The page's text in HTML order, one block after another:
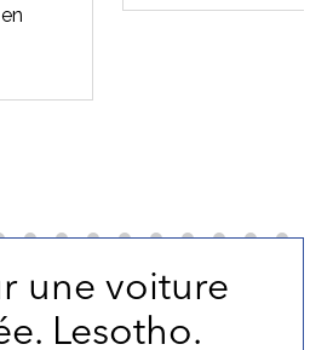
une voiture
Lesotho.